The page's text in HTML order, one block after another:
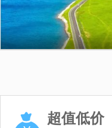
超值低价